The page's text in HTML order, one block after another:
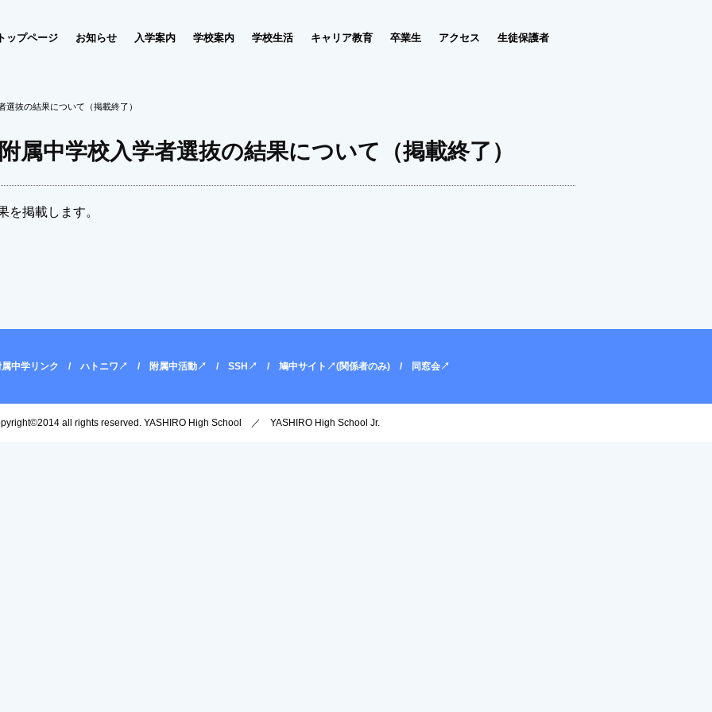
トップページ お知らせ 入学案内 学校案内 学校生活 キャリア教育 卒業生 アクセス 生徒保護者
選抜の結果について（掲載終了）
属中学校入学者選抜の結果について（掲載終了）
を掲載します。
属中学リンク ハトニワ↗ 附属中活動↗ SSH↗ 鳩中サイト↗(関係者のみ) 同窓会↗
all rights reserved. YASHIRO High School ／ YASHIRO High School Jr.